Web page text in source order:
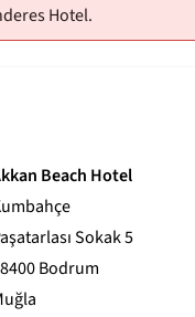
Hotel.
Beach Hotel
Sokak 5
Bodrum